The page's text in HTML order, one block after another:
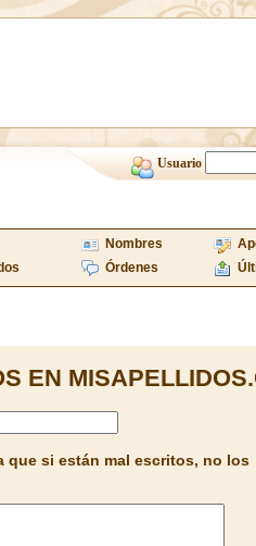
Usuario
Nombres
Órdenes
EN
que si están mal escritos, no los